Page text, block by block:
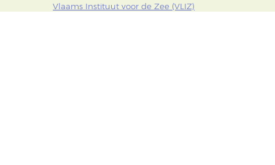
Vlaams Instituut voor de Zee (VLIZ)